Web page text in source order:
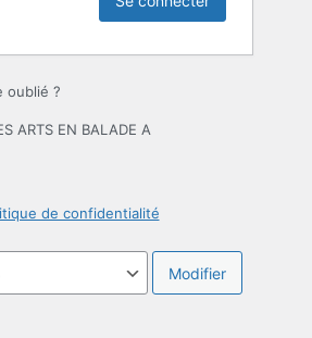
oublié ?
ARTS EN BALADE A
de confidentialité